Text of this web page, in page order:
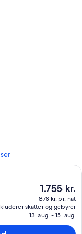
Den
nuværende
pris
er
1.755 kr.
1.755 kr.
878 kr. pr. nat
skatter og gebyrer
13. aug. - 15. aug.